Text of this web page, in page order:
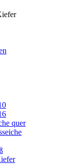
quer